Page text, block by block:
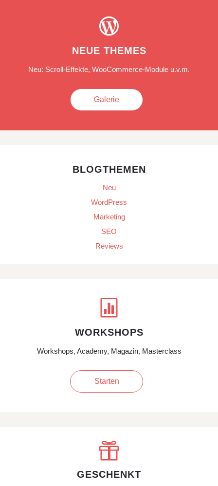

NEUE THEMES
Neu: Scroll-Effekte, WooCommerce-Module u.v.m.
Galerie
BLOGTHEMEN
Neu
WordPress
Marketing
SEO
Reviews

WORKSHOPS
Workshops, Academy, Magazin, Masterclass
Starten

GESCHENKT